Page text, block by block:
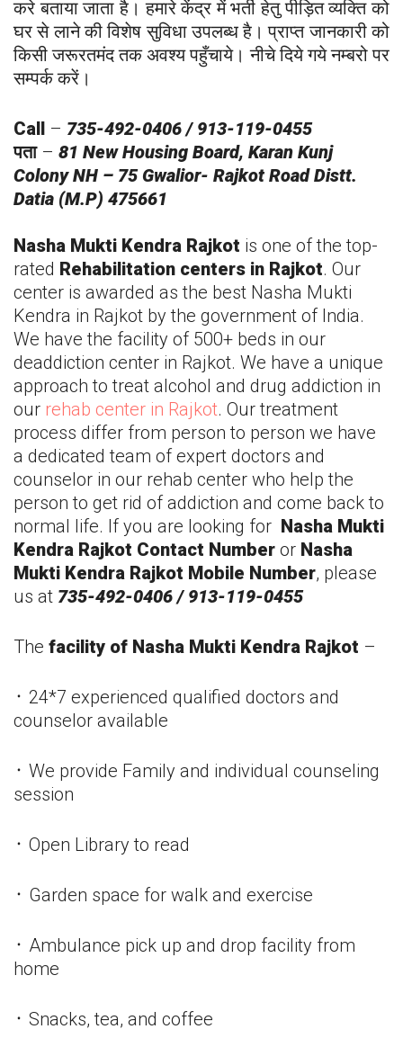
करे बताया जाता है। हमारे केंद्र में भर्ती हेतु पीड़ित व्यक्ति को
घर से लाने की विशेष सुविधा उपलब्ध है। प्राप्त जानकारी को
किसी जरूरतमंद तक अवश्य पहुँचाये। नीचे दिये गये नम्बरो पर
सम्पर्क करें।
Call – 735-492-0406 / 913-119-0455
पता– 81 New Housing Board, Karan Kunj
Colony NH – 75 Gwalior- Rajkot Road Distt.
Datia (M.P) 475661
Nasha Mukti Kendra Rajkot is one of the top-
rated Rehabilitation centers in Rajkot. Our
center is awarded as the best Nasha Mukti
Kendra in Rajkot by the government of India.
We have the facility of 500+ beds in our
deaddiction center in Rajkot. We have a unique
approach to treat alcohol and drug addiction in
our rehab center in Rajkot. Our treatment
process differ from person to person we have
a dedicated team of expert doctors and
counselor in our rehab center who help the
person to get rid of addiction and come back to
normal life. If you are looking for Nasha Mukti
Kendra Rajkot Contact Number or Nasha
Mukti Kendra Rajkot Mobile Number, please
us at 735-492-0406 / 913-119-0455
The facility of Nasha Mukti Kendra Rajkot –
᛫ 24*7 experienced qualified doctors and
counselor available
᛫ We provide Family and individual counseling
session
᛫ Open Library to read
᛫ Garden space for walk and exercise
᛫ Ambulance pick up and drop facility from
home
᛫ Snacks, tea, and coffee